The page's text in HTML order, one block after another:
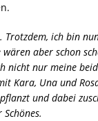
Trotzdem, ich bin
aber schon
nicht nur meine
Kara, Una und
und dabei